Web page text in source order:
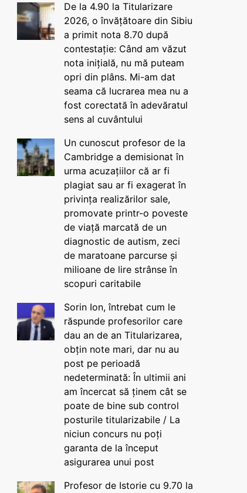
De la 4.90 la Titularizare
2026, o învățătoare din Sibiu
a primit nota 8.70 după
contestație: Când am văzut
nota inițială, nu mă puteam
opri din plâns. Mi-am dat
seama că lucrarea mea nu a
fost corectată în adevăratul
sens al cuvântului
Un cunoscut profesor de la
Cambridge a demisionat în
urma acuzațiilor că ar fi
plagiat sau ar fi exagerat în
privința realizărilor sale,
promovate printr-o poveste
de viață marcată de un
diagnostic de autism, zeci
de maratoane parcurse și
milioane de lire strânse în
scopuri caritabile
Sorin Ion, întrebat cum le
răspunde profesorilor care
dau an de an Titularizarea,
obțin note mari, dar nu au
post pe perioadă
nedeterminată: În ultimii ani
am încercat să ținem cât se
poate de bine sub control
posturile titularizabile / La
niciun concurs nu poți
garanta de la început
asigurarea unui post
Profesor de Istorie cu 9.70 la